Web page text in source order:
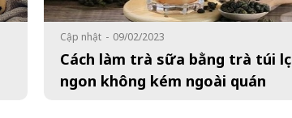
Cập nhật - 09/02/2023
Cách làm trà sữa bằng trà túi lọc
ngon không kém ngoài quán